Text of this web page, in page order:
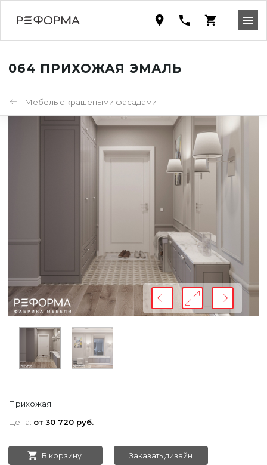
064 ПРИХОЖАЯ ЭМАЛЬ
Мебель с крашеными фасадами
Прихожая
Цена: от 30 720 руб.
В корзину Заказать дизайн